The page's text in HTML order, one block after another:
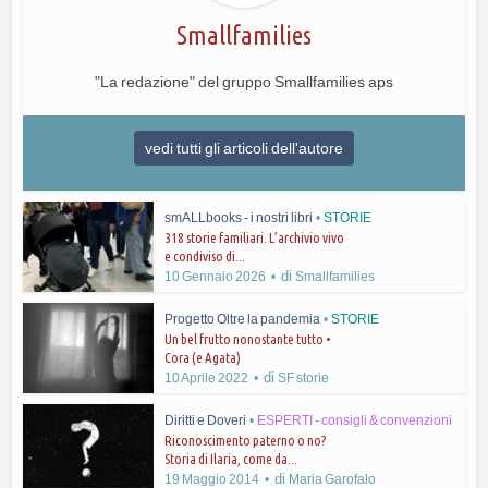
Smallfamilies
"La redazione" del gruppo Smallfamilies aps
vedi tutti gli articoli dell'autore
smALLbooks - i nostri libri • STORIE
318 storie familiari. L’archivio vivo
e condiviso di...
10 Gennaio 2026
diSmallfamilies
Progetto Oltre la pandemia • STORIE
Un bel frutto nonostante tutto •
Cora (e Agata)
10 Aprile 2022
diSF storie
Diritti e Doveri • ESPERTI - consigli & convenzioni
Riconoscimento paterno o no?
Storia di Ilaria, come da...
19 Maggio 2014
di Maria Garofalo